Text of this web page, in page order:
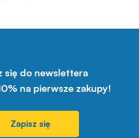
się do newslettera
na pierwsze zakupy!
Zapisz się